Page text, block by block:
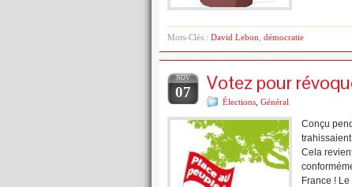
Mots-Clés : David Lebon démocratie
NOV
07 Votez pour
Élections Général
Conçu
Cela
France !